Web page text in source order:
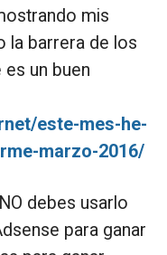
mis
la barrera de los
un buen
este-mes-he-
marzo-2016/
debes usarlo
para ganar